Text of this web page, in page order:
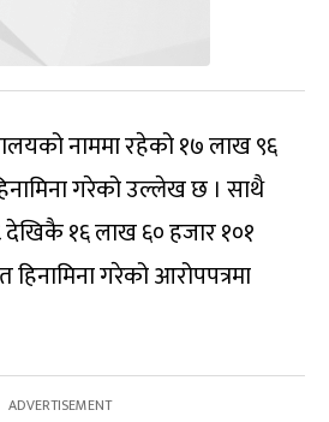
नाममा रहेको १७ लाख ९६
गरेको उल्लेख छ । साथै
१६ लाख ६० हजार १०१
गरेको आरोपपत्रमा